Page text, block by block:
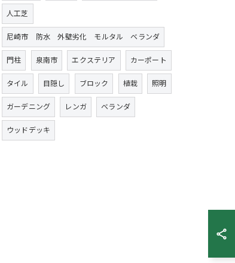
人工芝
尼崎市 防水 外壁劣化 モルタル ベランダ
門柱
泉南市 エクステリア
カーポート
タイル
目隠し ブロック 植栽
照明
ガーデニング
レンガ
ベランダ
ウッドデッキ